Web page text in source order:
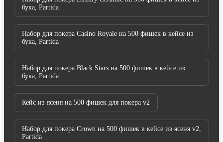
бука, Partida
Набор для покера Casino Royale на 500 фишек в кейсе из
бука, Partida
Набор для покера Black Stars на 500 фишек в кейсе из
бука, Partida
Кейс из ясеня на 500 фишек для покера v2
Набор для покера Crown на 500 фишек в кейсе из ясеня v2,
Partida